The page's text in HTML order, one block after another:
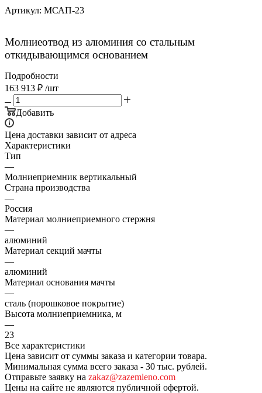
Артикул: МСАП-23
Молниеотвод из алюминия со стальным
откидывающимся основанием
Подробности
163 913 ₽ /шт
Добавить
Цена доставки зависит от адреса
Характеристики
Тип
—
Молниеприемник вертикальный
Страна производства
—
Россия
Материал молниеприемного стержня
—
алюминий
Материал секций мачты
—
алюминий
Материал основания мачты
—
сталь (порошковое покрытие)
Высота молниеприемника, м
—
23
Все характеристики
Цена зависит от суммы заказа и категории товара.
Минимальная сумма всего заказа - 30 тыс. рублей.
Отправьте заявку на zakaz@zazemleno.com
Цены на сайте не являются публичной офертой.